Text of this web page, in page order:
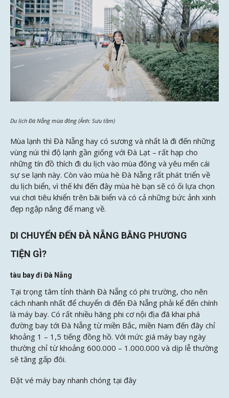
Du lịch Đà Nẵng mùa đông (Ảnh: Sưu tầm)
Mùa lạnh thì Đà Nẵng hay có sương và nhất là đi đến những
vùng núi thì độ lạnh gần giống với Đà Lạt – rất hạp cho
những tín đồ thích đi du lịch vào mùa đông và yêu mến cái
sự se lạnh này. Còn vào mùa hè Đà Nẵng rất phát triển về
du lịch biển, vì thế khi đến đây mùa hè bạn sẽ có ối lựa chọn
vui chơi tiêu khiển trên bãi biển và có cả những bức ảnh xinh
đẹp ngập nắng để mang về.
DI CHUYỂN ĐẾN ĐÀ NẴNG BẰNG PHƯƠNG
TIỆN GÌ?
tàu bay đi Đà Nẵng
Tại trọng tâm tỉnh thành Đà Nẵng có phi trường, cho nên
cách nhanh nhất để chuyển di đến Đà Nẵng phải kể đến chính
là máy bay. Có rất nhiều hãng phi cơ nội địa đã khai phá
đường bay tới Đà Nẵng từ miền Bắc, miền Nam đến đây chỉ
khoảng 1 – 1,5 tiếng đồng hồ. Với mức giá máy bay ngày
thường chỉ từ khoảng 600.000 – 1.000.000 và dịp lễ thường
sẽ tăng gấp đôi.
Đặt vé máy bay nhanh chóng tại đây